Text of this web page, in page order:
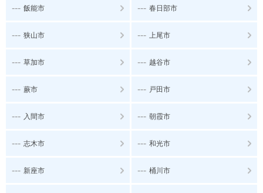
--- 飯能市 --- 春日部市
--- 狭山市 --- 上尾市
--- 草加市 --- 越谷市
--- 蕨市 --- 戸田市
--- 入間市 --- 朝霞市
--- 志木市 --- 和光市
--- 新座市 --- 桶川市